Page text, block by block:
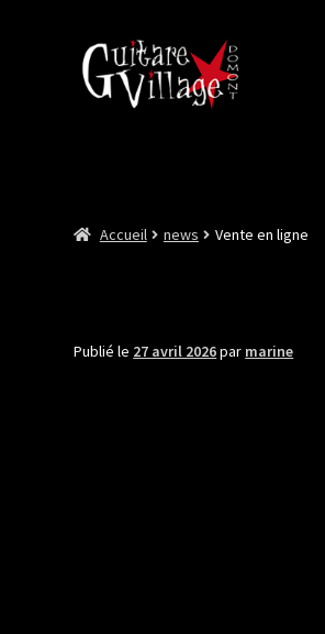
Accueil news Vente en ligne
Publié le 27 avril 2026par marine